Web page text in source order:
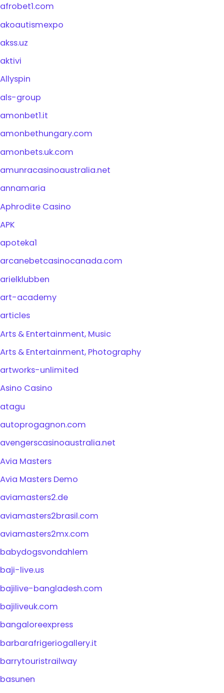
afrobet1.com
akoautismexpo
akss.uz
aktivi
Allyspin
als-group
amonbet1.it
amonbethungary.com
amonbets.uk.com
amunracasinoaustralia.net
annamaria
Aphrodite Casino
APK
apoteka1
arcanebetcasinocanada.com
arielklubben
art-academy
articles
Arts & Entertainment, Music
Arts & Entertainment, Photography
artworks-unlimited
Asino Casino
atagu
autoprogagnon.com
avengerscasinoaustralia.net
Avia Masters
Avia Masters Demo
aviamasters2.de
aviamasters2brasil.com
aviamasters2mx.com
babydogsvondahlem
baji-live.us
bajilive-bangladesh.com
bajiliveuk.com
bangaloreexpress
barbarafrigeriogallery.it
barrytouristrailway
basunen